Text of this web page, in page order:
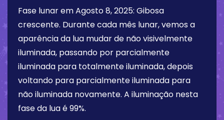
Fase lunar emAgosto 8, 2025: Gibosa
crescente. Durante cada mês lunar, vemos a
aparência da lua mudar de não visivelmente
iluminada, passando por parcialmente
iluminada para totalmente iluminada, depois
voltando para parcialmente iluminada para
não iluminada novamente. A iluminação nesta
fase da lua é99%.